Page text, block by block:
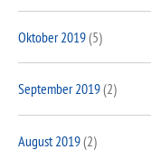
Oktober 2019(5)
September 2019(2)
August 2019(2)